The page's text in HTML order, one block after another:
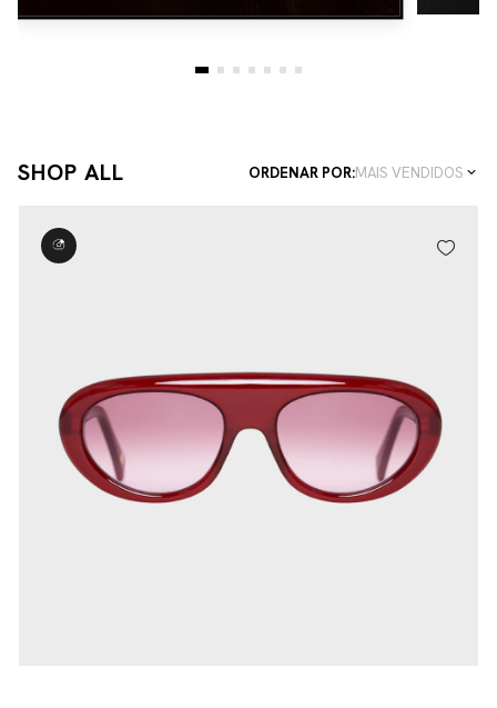
SHOP ALL ORDENAR POR:MAIS VENDIDOS